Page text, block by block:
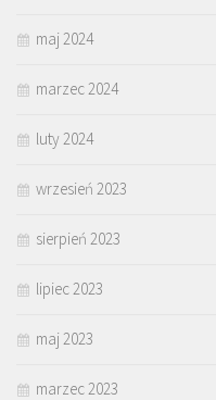
maj 2024
marzec 2024
luty 2024
wrzesień 2023
sierpień 2023
lipiec 2023
maj 2023
marzec 2023